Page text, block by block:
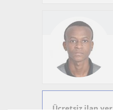
Ücretsiz ilan ver